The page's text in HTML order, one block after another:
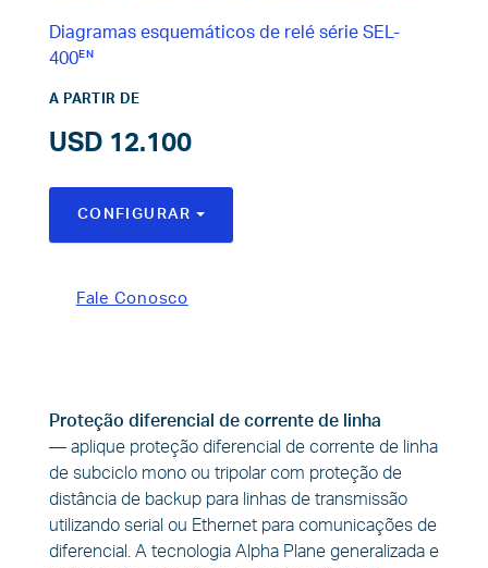
Diagramas esquemáticos de relé série SEL-
400
A PARTIR DE
USD 12.100
CONFIGURAR
Fale Conosco
Proteção diferencial de corrente de linha
— aplique proteção diferencial de corrente de linha
de subciclo mono ou tripolar com proteção de
distância de backup para linhas de transmissão
utilizando serial ou Ethernet para comunicações de
diferencial. A tecnologia Alpha Plane generalizada e